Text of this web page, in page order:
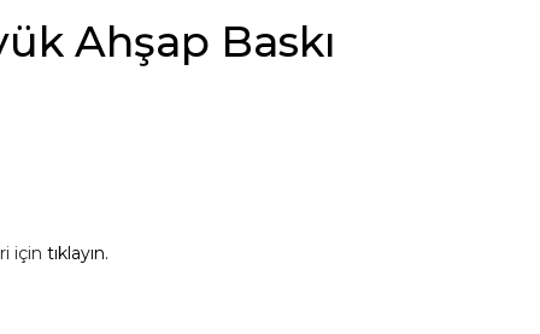
Ahşap Baskı
için tıklayın.